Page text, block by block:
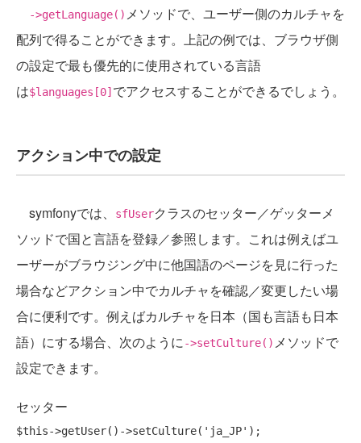
->getLanguage() メソッドで、ユーザー側のカルチャを
配列で得ることができます。上記の例では、ブラウザ側
の設定で最も優先的に使用されている言語
は$languages[0] でアクセスすることができるでしょう。
アクション中での設定
symfonyでは、 sfUserクラスのセッター／ゲッターメ
ソッドで国と言語を登録／参照します。これは例えばユ
ーザーがブラウジング中に他国語のページを見に行った
場合などアクション中でカルチャを確認／変更したい場
合に便利です。例えばカルチャを日本（国も言語も日本
語）にする場合、次のように->setCulture() メソッドで
設定できます。
セッター
$this->getUser()->setCulture( 'ja_JP'